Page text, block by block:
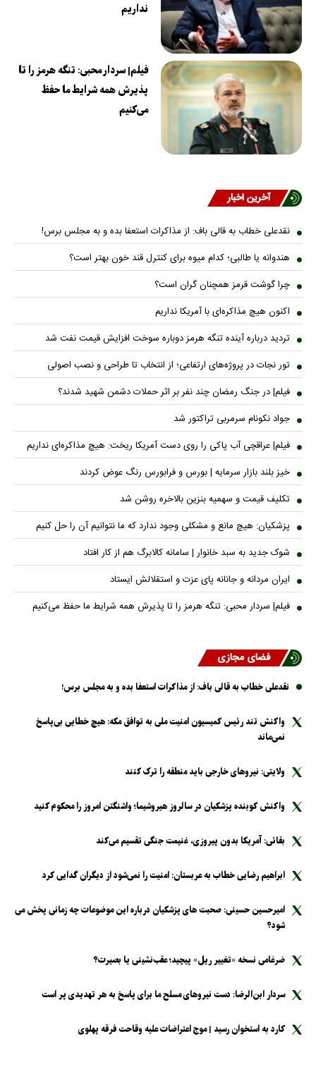
نداریم
فیلم| سردار محبی: تنگه هرمز را تا
پذیرش همه شرایط ما حفظ
می‌کنیم
آخرین اخبار
نقدعلی خطاب به قالی باف: از مذاکرات استعفا بده و به مجلس برس!
هندوانه یا طالبی؛ کدام میوه برای کنترل قند خون بهتر است؟
چرا گوشت قرمز همچنان گران است؟
اکنون هیچ مذاکره‌ای با آمریکا نداریم
تردید درباره آینده تنگه هرمز دوباره سوخت افزایش قیمت نفت شد
تور نجات در پروژه‌های ارتفاعی؛ از انتخاب تا طراحی و نصب اصولی
فیلم| در جنگ رمضان چند نفر بر اثر حملات دشمن شهید شدند؟
جواد نکونام سرمربی تراکتور شد
فیلم| عراقچی آب پاکی را روی دست آمریکا ریخت: هیچ مذاکره‌ای نداریم
خیز بلند بازار سرمایه | بورس و فرابورس رنگ عوض کردند
تکلیف قیمت و سهمیه بنزین بالاخره روشن شد
پزشکیان: هیچ مانع و مشکلی وجود ندارد که ما نتوانیم آن را حل کنیم
شوک جدید به سبد خانوار | سامانه کالابرگ هم از کار افتاد
ایران مردانه و جانانه پای عزت و استقلالش ایستاد
فیلم| سردار محبی: تنگه هرمز را تا پذیرش همه شرایط ما حفظ می‌کنیم
فضای مجازی
نقدعلی خطاب به قالی باف: از مذاکرات استعفا بده و به مجلس برس!
واکنش تند رئیس کمیسیون امنیت ملی به توافق مکه: هیچ خطایی بی‌پاسخ
نمی‌ماند
ولایتی: نیرو‌های خارجی باید منطقه را ترک کنند
واکنش کوبنده پزشکیان در سالروز هیروشیما؛ واشنگتن امروز را محکوم کنید
بقائی: آمریکا بدون پیروزی، غنیمت جنگی تقسیم می‌کند
ابراهیم رضایی خطاب به عربستان: امنیت را نمی‌شود از دیگران گدایی کرد
امیرحسین حسینی: صحبت های پزشکیان درباره این موضوعات چه زمانی پخش می
شود؟
ضرغامی نسخه «تغییر ریل» پیچید؛ عقب‌نشینی یا بصیرت؟
سردار ابن‌الرضا: دست نیرو‌های مسلح ما برای پاسخ به هر تهدیدی پر است
کارد به استخوان رسید | موج اعتراضات علیه وقاحت فرقه پهلوی